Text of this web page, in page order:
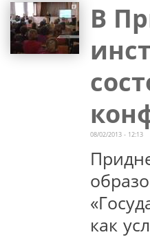
В
08/02/2013 - 12:13
как